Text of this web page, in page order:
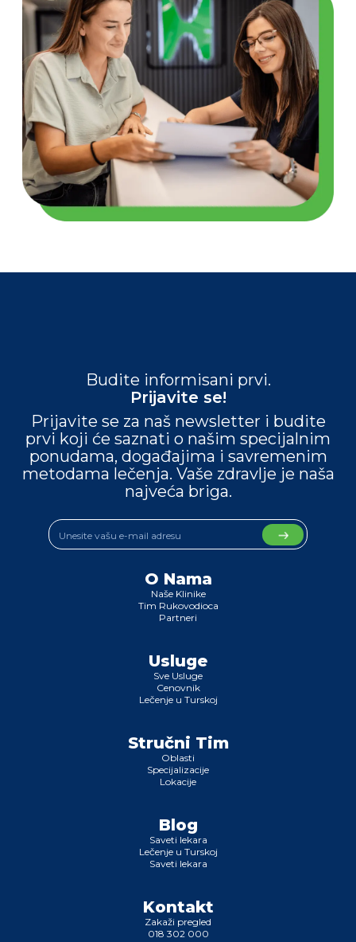
Budite informisani prvi.
Prijavite se!
Prijavite se za naš newsletter i budite
prvi koji će saznati o našim specijalnim
ponudama, događajima i savremenim
metodama lečenja. Vaše zdravlje je naša
najveća briga.
O Nama
Naše Klinike
Tim Rukovodioca
Partneri
Usluge
Sve Usluge
Cenovnik
Lečenje u Turskoj
Stručni Tim
Oblasti
Specijalizacije
Lokacije
Blog
Saveti lekara
Lečenje u Turskoj
Saveti lekara
Kontakt
Zakaži pregled
018 302 000